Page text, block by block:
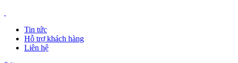
Tin tức
Hỗ trợ khách hàng
Liên hệ